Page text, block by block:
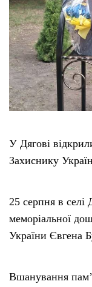
Довідник
Контакти
Рекламні прайси
Підтримати
Редакційна
У Дягові
Захиснику
25 серпня в селі
меморіальної
України Євгена
Вшанування